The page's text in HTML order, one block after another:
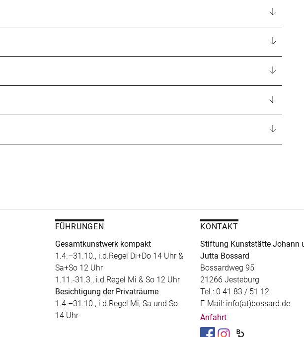
FÜHRUNGEN
Gesamtkunstwerk kompakt
1.4.–31.10., i.d.Regel Di+Do 14 Uhr &
Sa+So 12 Uhr
1.11.-31.3., i.d.Regel Mi & So 12 Uhr
Besichtigung der Privaträume
1.4.–31.10., i.d.Regel Mi, Sa und So
14 Uhr
KONTAKT
Stiftung Kunststätte Johann
Jutta Bossard
Bossardweg 95
21266 Jesteburg
Tel.: 0 41 83 / 51 12
E-Mail: info(at)bossard.de
Anfahrt